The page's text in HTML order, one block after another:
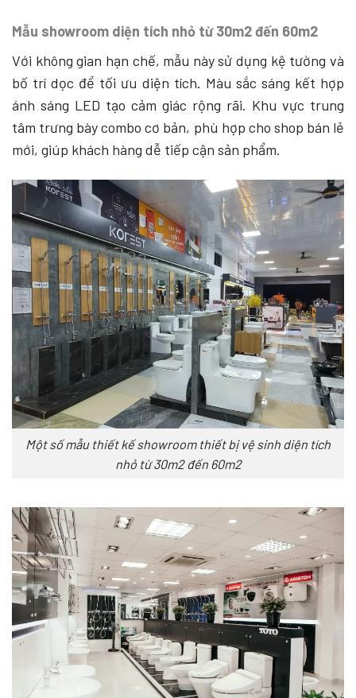
Mẫu showroom diện tích nhỏ từ 30m2 đến 60m2
Với không gian hạn chế, mẫu này sử dụng kệ tường và
bố trí dọc để tối ưu diện tích. Màu sắc sáng kết hợp
ánh sáng LED tạo cảm giác rộng rãi. Khu vực trung
tâm trưng bày combo cơ bản, phù hợp cho shop bán lẻ
mới, giúp khách hàng dễ tiếp cận sản phẩm.
Một số mẫu thiết kế showroom thiết bị vệ sinh diện tích
nhỏ từ 30m2 đến 60m2